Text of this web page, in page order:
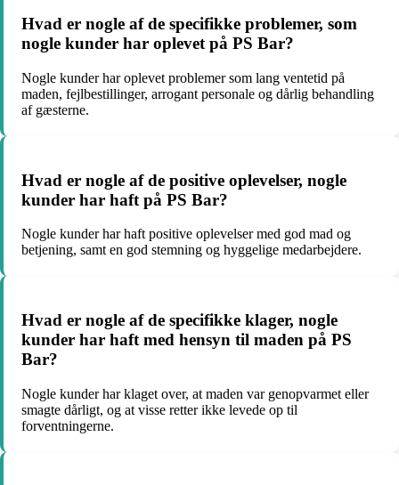
Hvad er nogle af de specifikke problemer, som
nogle kunder har oplevet på PS Bar?
Nogle kunder har oplevet problemer som lang ventetid på
maden, fejlbestillinger, arrogant personale og dårlig behandling
af gæsterne.
Hvad er nogle af de positive oplevelser, nogle
kunder har haft på PS Bar?
Nogle kunder har haft positive oplevelser med god mad og
betjening, samt en god stemning og hyggelige medarbejdere.
Hvad er nogle af de specifikke klager, nogle
kunder har haft med hensyn til maden på PS
Bar?
Nogle kunder har klaget over, at maden var genopvarmet eller
smagte dårligt, og at visse retter ikke levede op til
forventningerne.